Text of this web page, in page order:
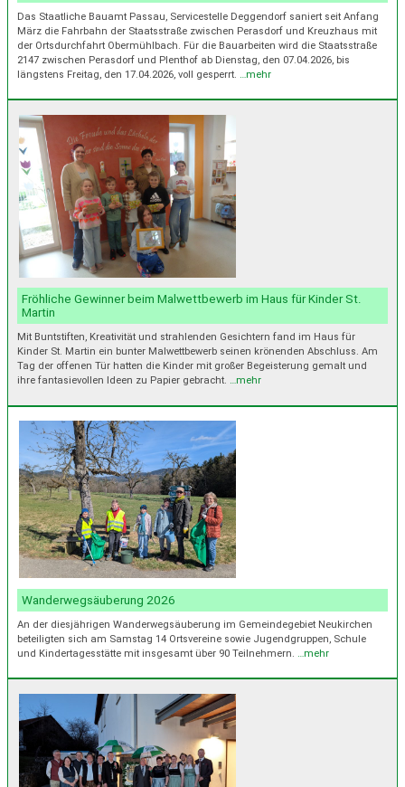
Das Staatliche Bauamt Passau, Servicestelle Deggendorf saniert seit Anfang
März die Fahrbahn der Staatsstraße zwischen Perasdorf und Kreuzhaus mit
der Ortsdurchfahrt Obermühlbach. Für die Bauarbeiten wird die Staatsstraße
2147 zwischen Perasdorf und Plenthof ab Dienstag, den 07.04.2026, bis
längstens Freitag, den 17.04.2026, voll gesperrt.
…mehr
Fröhliche Gewinner beim Malwettbewerb im Haus für Kinder St.
Martin
Mit Buntstiften, Kreativität und strahlenden Gesichtern fand im Haus für
Kinder St. Martin ein bunter Malwettbewerb seinen krönenden Abschluss. Am
Tag der offenen Tür hatten die Kinder mit großer Begeisterung gemalt und
ihre fantasievollen Ideen zu Papier gebracht. …mehr
Wanderwegsäuberung 2026
An der diesjährigen Wanderwegsäuberung im Gemeindegebiet Neukirchen
beteiligten sich am Samstag 14 Ortsvereine sowie Jugendgruppen, Schule
und Kindertagesstätte mit insgesamt über 90 Teilnehmern. …mehr